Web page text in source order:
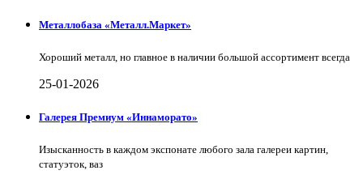
Металлобаза «Металл.Маркет»
Хороший металл, но главное в наличии большой ассортимент всегда
25-01-2026
Галерея Премиум «Иннаморато»
Изысканность в каждом экспонате любого зала галереи картин,
статуэток, ваз